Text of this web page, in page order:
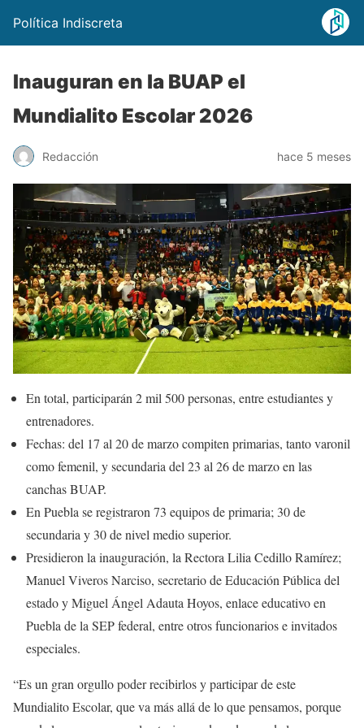
Política Indiscreta
Inauguran en la BUAP el
Mundialito Escolar 2026
Redacción hace 5 meses
En total, participarán 2 mil 500 personas, entre estudiantes y
entrenadores.
Fechas: del 17 al 20 de marzo compiten primarias, tanto varonil
como femenil, y secundaria del 23 al 26 de marzo en las
canchas BUAP.
En Puebla se registraron 73 equipos de primaria; 30 de
secundaria y 30 de nivel medio superior.
Presidieron la inauguración, la Rectora Lilia Cedillo Ramírez;
Manuel Viveros Narciso, secretario de Educación Pública del
estado y Miguel Ángel Adauta Hoyos, enlace educativo en
Puebla de la SEP federal, entre otros funcionarios e invitados
especiales.
“Es un gran orgullo poder recibirlos y participar de este
Mundialito Escolar, que va más allá de lo que pensamos, porque